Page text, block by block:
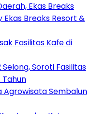
Ekas Breaks
Breaks Resort &
Fasilitas Kafe di
Soroti Fasilitas
Tahun
Agrowisata Sembalun